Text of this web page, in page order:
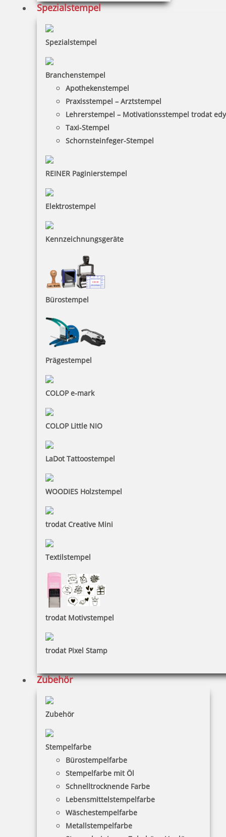
Spezialstempel
Spezialstempel
Branchenstempel
Apothekenstempel
Praxisstempel – Arztstempel
Lehrerstempel – Motivationsstempel trodat
Taxi-Stempel
Schornsteinfeger-Stempel
REINER Paginierstempel
Elektrostempel
Kennzeichnungsgeräte
Bürostempel
Prägestempel
COLOP e-mark
COLOP Little NIO
LaDot Tattoostempel
WOODIES Holzstempel
trodat Creative Mini
Textilstempel
trodat Motivstempel
trodat Pixel Stamp
Zubehör
Zubehör
Stempelfarbe
Bürostempelfarbe
Stempelfarbe mit Öl
Schnelltrocknende Farbe
Lebensmittelstempelfarbe
Wäschestempelfarbe
Metallstempelfarbe
22,60 €
Colop Printer 40 (58 x 22 mm)
Jetzt gestalten
Colop Printer Stempel mit Tiermotiv
Hochzeitsstempel mit Namen, Datum und Ranken
Jetzt gestalten
Stempel mit Abdruck: Die besten Wünsche
Jetzt gestalten
Motivstempel Initialen